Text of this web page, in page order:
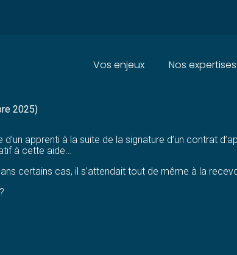
Principal
Vos enjeux Nos expertises
APPRENTI : RETARD À
2025)
d’un apprenti à la suite de la signature d’un contrat
à cette aide…
certains cas, il s’attendait tout de même à la